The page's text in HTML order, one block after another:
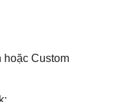
hoặc Custom